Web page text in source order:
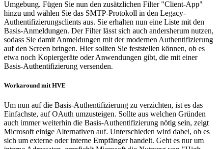
Umgebung. Fügen Sie nun den zusätzlichen Filter "Client-App"
hinzu und wählen Sie das SMTP-Protokoll in den Legacy-
Authentifizierungsclients aus. Sie erhalten nun eine Liste mit den
Basis-Anmeldungen. Der Filter lässt sich auch andersherum nutzen,
sodass Sie damit Anmeldungen mit der modernen Authentifizierung
auf den Screen bringen. Hier sollten Sie feststellen können, ob es
etwa noch Kopiergeräte oder Anwendungen gibt, die mit einer
Basis-Authentifizierung versenden.
Workaround mit HVE
Um nun auf die Basis-Authentifizierung zu verzichten, ist es das
Einfachste, auf OAuth umzusteigen. Sollte aus welchen Gründen
auch immer weiterhin die Basis-Authentifizierung nötig sein, zeigt
Microsoft einige Alternativen auf. Unterschieden wird dabei, ob es
sich um externe oder interne Empfänger handelt. Geht es nur um